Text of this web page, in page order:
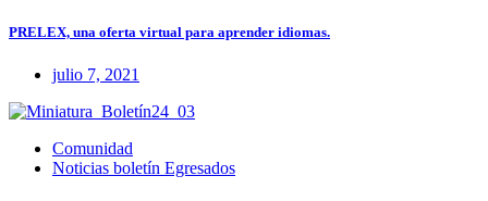
PRELEX, una oferta virtual para aprender idiomas.
julio 7, 2021
Comunidad
Noticias boletín Egresados